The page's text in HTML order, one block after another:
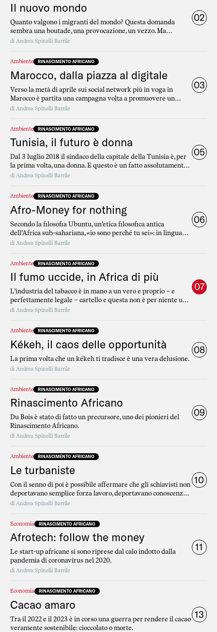
Il nuovo mondo
Quanto valgono i migranti del mondo? Questa domanda
sembra una boutade, una provocazione, un vezzo. Ma
guardando la realtà, guardando i numeri, non è nulla di tutto
di Andrea Spinelli Barrile
02
Ambiente RINASCIMENTO AFRICANO
Marocco, dalla piazza al digitale
Verso la metà di aprile sui social network più in voga in
Marocco è partita una campagna volta a promuovere un
boicottaggio di alcuni prodotti di larghissimo consumo come
Ali e i latticini di Centrale Danone.
di Andrea Spinelli Barrile
03
Ambiente RINASCIMENTO AFRICANO
Tunisia, il futuro è donna
Dal 3 luglio 2018 il sindaco della capitale della Tunisia è, per
la prima volta, una donna. E questo è un fatto assolutamente
rivoluzionario: si chiama Souad Abderrahim, ha 53 anni ed è
di Andrea Spinelli Barrile
05
Ambiente RINASCIMENTO AFRICANO
Afro-Money for nothing
Secondo la filosofia Ubuntu, un’etica filosofica antica
dell’Africa sub-sahariana, «io sono perché tu sei»: in lingua
bantu ubuntu significa «benevolenza verso l’altro» e descrive
compassione, nel senso più classico del «patire con».
di Andrea Spinelli Barrile
06
Ambiente RINASCIMENTO AFRICANO
Il fumo uccide, in Africa di più
L’industria del tabacco è in mano a un vero e proprio – e
perfettamente legale – cartello e questa non è per niente una
notizia: più o meno è sempre stato così.
di Andrea Spinelli Barrile
07
Ambiente RINASCIMENTO AFRICANO
Kékeh, il caos delle opportunità
La prima volta che un kékeh ti tradisce è una vera delusione.
di Andrea Spinelli Barrile
08
Ambiente RINASCIMENTO AFRICANO
Rinascimento Africano
Du Bois è stato di fatto un precursore, uno dei pionieri del
Rinascimento Africano.
di Andrea Spinelli Barrile
09
Ambiente RINASCIMENTO AFRICANO
Le turbaniste
Con il senno di poi è possibile affermare che gli schiavisti non
deportavano semplice forza lavoro, deportavano conoscenza.
Antico saper fare.
di Andrea Spinelli Barrile
10
Economia RINASCIMENTO AFRICANO
Afrotech: follow the money
Le start-up africane si sono riprese dal calo indotto dalla
pandemia di coronavirus nel 2020.
di Andrea Spinelli Barrile
11
Economia RINASCIMENTO AFRICANO
Cacao amaro
Tra il 2022 e il 2023 è in corso una guerra per rendere il cacao
veramente sostenibile: cioccolato o morte.
13